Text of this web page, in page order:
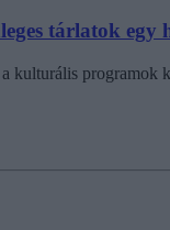
tárlatok egy
kulturális